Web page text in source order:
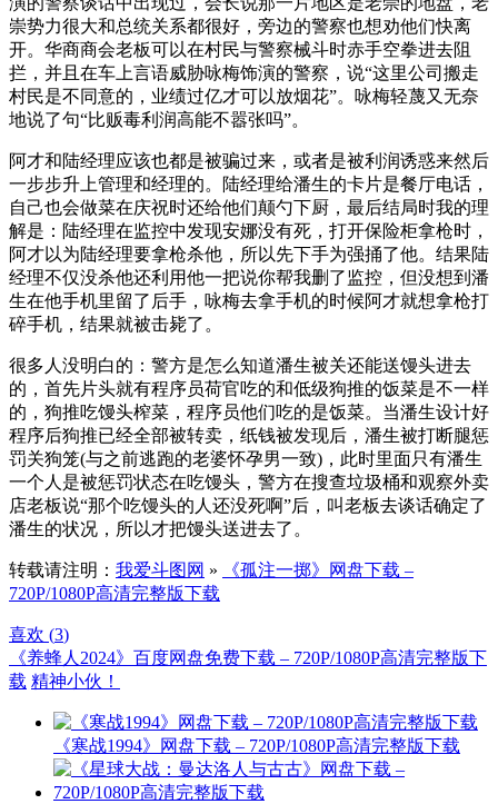
崇势力很大和总统关系都很好，旁边的警察也想劝他们快离
开。华商商会老板可以在村民与警察械斗时赤手空拳进去阻
拦，并且在车上言语威胁咏梅饰演的警察，说“这里公司搬走
村民是不同意的，业绩过亿才可以放烟花”。咏梅轻蔑又无奈
地说了句“比贩毒利润高能不嚣张吗”。
阿才和陆经理应该也都是被骗过来，或者是被利润诱惑来然后
一步步升上管理和经理的。陆经理给潘生的卡片是餐厅电话，
自己也会做菜在庆祝时还给他们颠勺下厨，最后结局时我的理
解是：陆经理在监控中发现安娜没有死，打开保险柜拿枪时，
阿才以为陆经理要拿枪杀他，所以先下手为强捅了他。结果陆
经理不仅没杀他还利用他一把说你帮我删了监控，但没想到潘
生在他手机里留了后手，咏梅去拿手机的时候阿才就想拿枪打
碎手机，结果就被击毙了。
很多人没明白的：警方是怎么知道潘生被关还能送馒头进去
的，首先片头就有程序员荷官吃的和低级狗推的饭菜是不一样
的，狗推吃馒头榨菜，程序员他们吃的是饭菜。当潘生设计好
程序后狗推已经全部被转卖，纸钱被发现后，潘生被打断腿惩
罚关狗笼(与之前逃跑的老婆怀孕男一致)，此时里面只有潘生
一个人是被惩罚状态在吃馒头，警方在搜查垃圾桶和观察外卖
店老板说“那个吃馒头的人还没死啊”后，叫老板去谈话确定了
潘生的状况，所以才把馒头送进去了。
转载请注明： 我爱斗图网 »
《孤注一掷》网盘下载 –
720P/1080P高清完整版下载
喜欢 (3)
《养蜂人2024》百度网盘免费下载 – 720P/1080P高清完整版下
载 精神小伙！
《寒战1994》网盘下载 – 720P/1080P高清完整版下载